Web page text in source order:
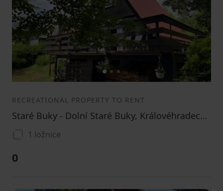
12 3
RECREATIONAL PROPERTY TO RENT
Staré Buky - Dolní Staré Buky, Královéhradecký Region
1 ložnice
0